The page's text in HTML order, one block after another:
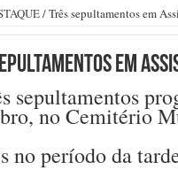
/Três sepultamentos em
em
sepultamentos
no Cemitério
no período da